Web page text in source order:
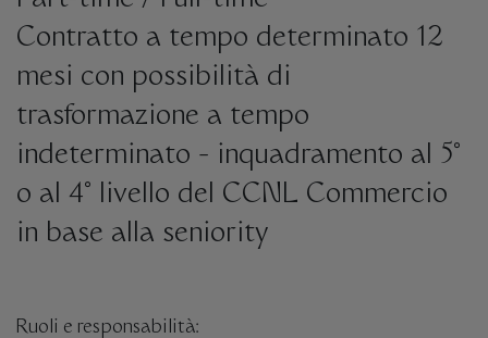
Contratto a tempo determinato 12
mesi con possibilità di
trasformazione a tempo
indeterminato - inquadramento al 5°
o al 4° livello del CCNL Commercio
in base alla seniority
Ruoli e responsabilità: